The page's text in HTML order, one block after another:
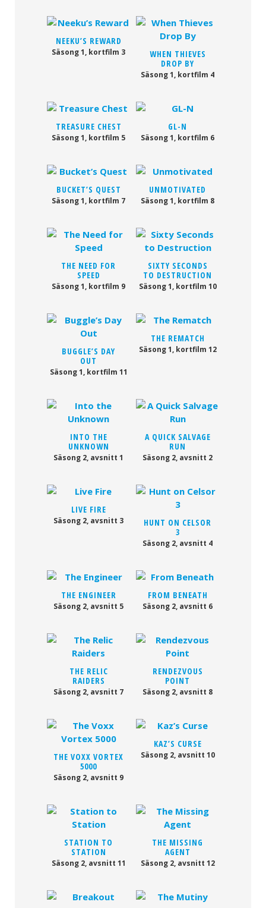
NEEKU’S REWARD
Säsong 1, kortfilm 3
WHEN THIEVES
DROP BY
Säsong 1, kortfilm 4
TREASURE CHEST
Säsong 1, kortfilm 5
GL-N
Säsong 1, kortfilm 6
BUCKET’S QUEST
Säsong 1, kortfilm 7
UNMOTIVATED
Säsong 1, kortfilm 8
THE NEED FOR
SPEED
Säsong 1, kortfilm 9
SIXTY SECONDS
TO DESTRUCTION
Säsong 1, kortfilm 10
BUGGLE’S DAY
OUT
Säsong 1, kortfilm 11
THE REMATCH
Säsong 1, kortfilm 12
INTO THE
UNKNOWN
Säsong 2, avsnitt 1
A QUICK SALVAGE
RUN
Säsong 2, avsnitt 2
LIVE FIRE
Säsong 2, avsnitt 3
HUNT ON CELSOR
3
Säsong 2, avsnitt 4
THE ENGINEER
Säsong 2, avsnitt 5
FROM BENEATH
Säsong 2, avsnitt 6
THE RELIC
RAIDERS
Säsong 2, avsnitt 7
RENDEZVOUS
POINT
Säsong 2, avsnitt 8
THE VOXX VORTEX
5000
Säsong 2, avsnitt 9
KAZ’S CURSE
Säsong 2, avsnitt 10
STATION TO
STATION
Säsong 2, avsnitt 11
THE MISSING
AGENT
Säsong 2, avsnitt 12